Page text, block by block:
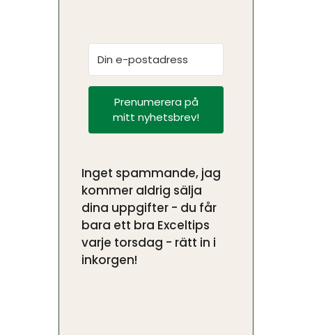
Prenumerera på
mitt nyhetsbrev!
Inget spammande, jag
kommer aldrig sälja
dina uppgifter - du får
bara ett bra Exceltips
varje torsdag - rätt in i
inkorgen!